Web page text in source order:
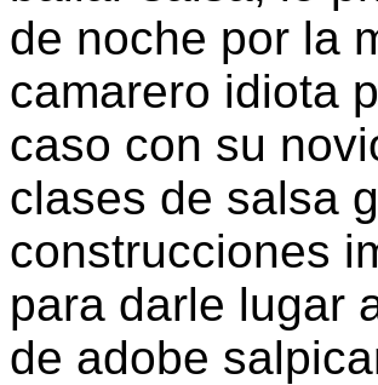
de noche por la
camarero idiota
caso con su
clases de salsa
construcciones
para darle lugar
de adobe